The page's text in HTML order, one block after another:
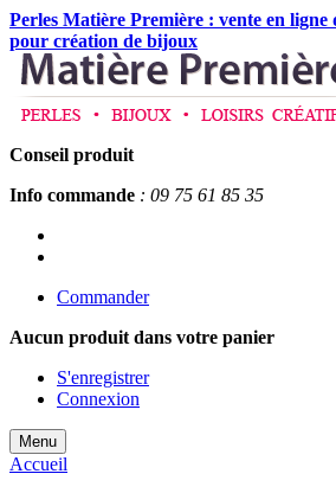
Perles Matière Première : vente en ligne
pour création de bijoux
Conseil produit
Info commande : 09 75 61 85 35
Commander
Aucun produit dans votre panier
S'enregistrer
Connexion
Menu
Accueil